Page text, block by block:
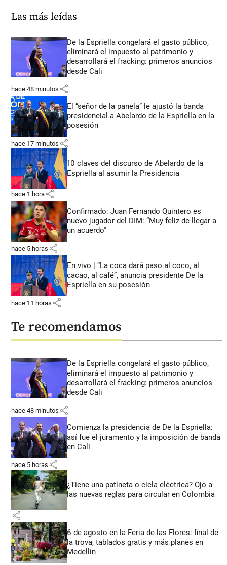
Las más leídas
De la Espriella congelará el gasto público,
eliminará el impuesto al patrimonio y
desarrollará el fracking: primeros anuncios
desde Cali
hace 48 minutos share
El “señor de la panela” le ajustó la banda
presidencial a Abelardo de la Espriella en la
posesión
hace 17 minutos share
10 claves del discurso de Abelardo de la
Espriella al asumir la Presidencia
hace 1 hora share
Confirmado: Juan Fernando Quintero es
nuevo jugador del DIM: “Muy feliz de llegar a
un acuerdo”
hace 5 horas share
En vivo | “La coca dará paso al coco, al
cacao, al café”, anuncia presidente De la
Espriella en su posesión
hace 11 horas share
Te recomendamos
De la Espriella congelará el gasto público,
eliminará el impuesto al patrimonio y
desarrollará el fracking: primeros anuncios
desde Cali
hace 48 minutos share
Comienza la presidencia de De la Espriella:
así fue el juramento y la imposición de banda
en Cali
hace 5 horas share
¿Tiene una patineta o cicla eléctrica? Ojo a
las nuevas reglas para circular en Colombia
share
6 de agosto en la Feria de las Flores: final de
la trova, tablados gratis y más planes en
Medellín